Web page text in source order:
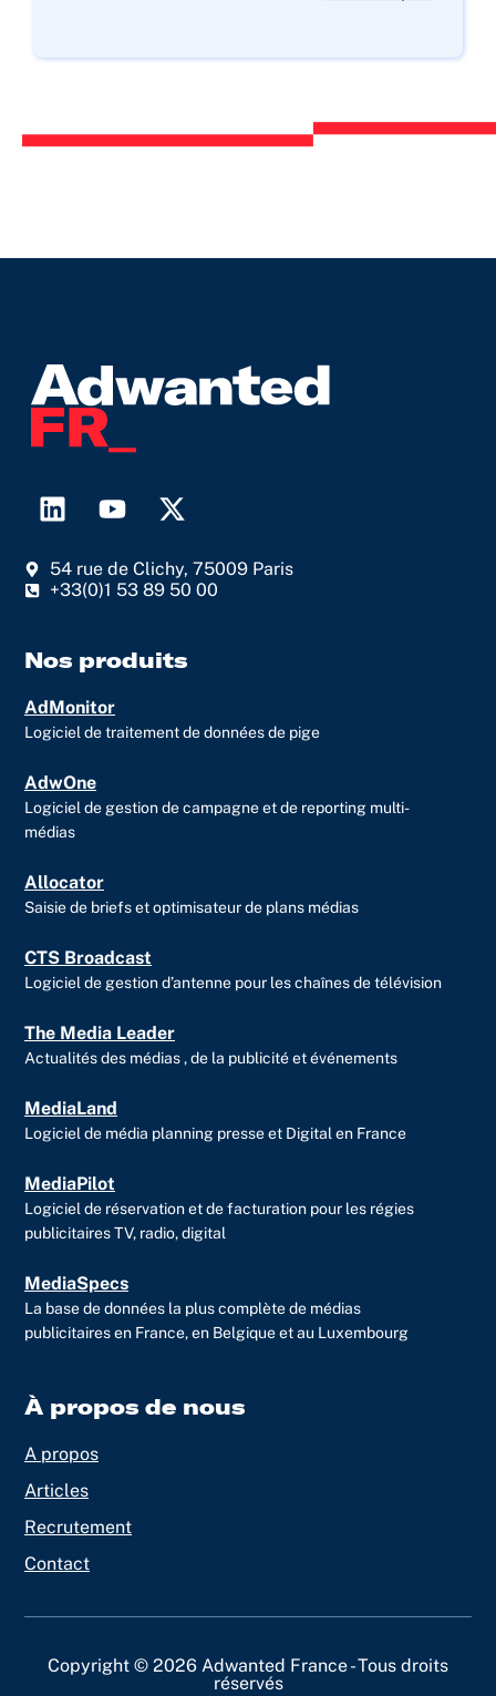
L
i
k
e
i
Y
o
t
u
e
X
-
w
i
t
54 rue de Clichy, 75009 Paris
+33(0)1 53 89 50 00
Nos produits
AdMonitor
Logiciel de traitement de données de pige
AdwOne
Logiciel de gestion de campagne et de reporting multi-
médias
Allocator
Saisie de briefs et optimisateur de plans médias
CTS Broadcast
Logiciel de gestion d’antenne pour les chaînes de télévision
The Media Leader
Actualités des médias , de la publicité et événements
MediaLand
Logiciel de média planning presse et Digital en France
MediaPilot
Logiciel de réservation et de facturation pour les régies
publicitaires TV, radio, digital
MediaSpecs
La base de données la plus complète de médias
publicitaires en France, en Belgique et au Luxembourg
À propos de nous
A propos
Articles
Recrutement
Contact
Copyright © 2026 Adwanted France - Tous droits
réservés